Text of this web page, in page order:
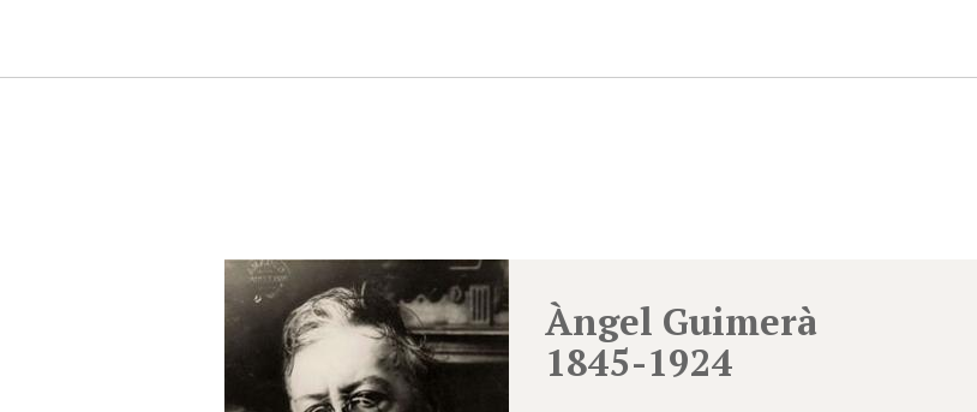
Àngel Guimerà
1845-1924